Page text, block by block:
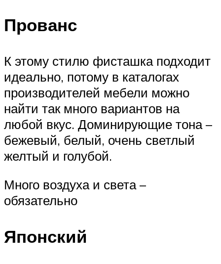
Прованс
К этому стилю фисташка подходит
идеально, потому в каталогах
производителей мебели можно
найти так много вариантов на
любой вкус. Доминирующие тона –
бежевый, белый, очень светлый
желтый и голубой.
Много воздуха и света –
обязательно
Японский